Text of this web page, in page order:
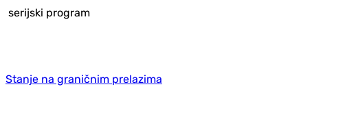
serijski program
Stanje na graničnim prelazima